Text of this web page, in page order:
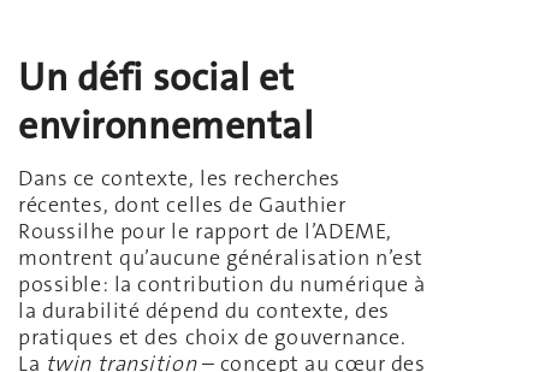
Un défi social et
environnemental
Dans ce contexte, les recherches
récentes, dont celles de Gauthier
Roussilhe pour le rapport de l’ADEME,
montrent qu’aucune généralisation n’est
possible: la contribution du numérique à
la durabilité dépend du contexte, des
pratiques et des choix de gouvernance.
La twin transition– concept au cœur des